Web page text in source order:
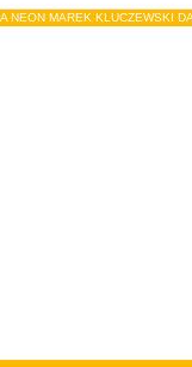
NEON MAREK KLUCZEWSKI